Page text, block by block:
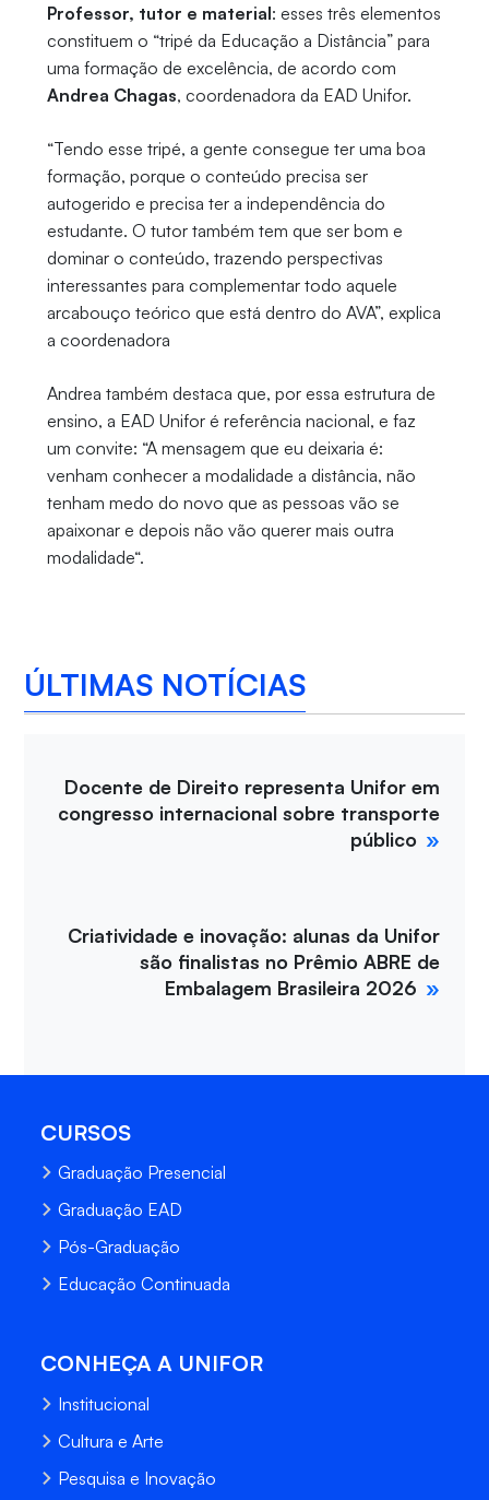
Professor, tutor e material: esses três elementos
constituem o “tripé da Educação a Distância” para
uma formação de excelência, de acordo com
Andrea Chagas, coordenadora da EAD Unifor.
“Tendo esse tripé, a gente consegue ter uma boa
formação, porque o conteúdo precisa ser
autogerido e precisa ter a independência do
estudante. O tutor também tem que ser bom e
dominar o conteúdo, trazendo perspectivas
interessantes para complementar todo aquele
arcabouço teórico que está dentro do AVA”, explica
a coordenadora
Andrea também destaca que, por essa estrutura de
ensino, a EAD Unifor é referência nacional, e faz
um convite: “A mensagem que eu deixaria é:
venham conhecer a modalidade a distância, não
tenham medo do novo que as pessoas vão se
apaixonar e depois não vão querer mais outra
modalidade“.
ÚLTIMAS NOTÍCIAS
Docente de Direito representa Unifor em
congresso internacional sobre transporte
público
Criatividade e inovação: alunas da Unifor
são finalistas no Prêmio ABRE de
Embalagem Brasileira 2026
CURSOS
Graduação Presencial
Graduação EAD
Pós-Graduação
Educação Continuada
CONHEÇA A UNIFOR
Institucional
Cultura e Arte
Pesquisa e Inovação